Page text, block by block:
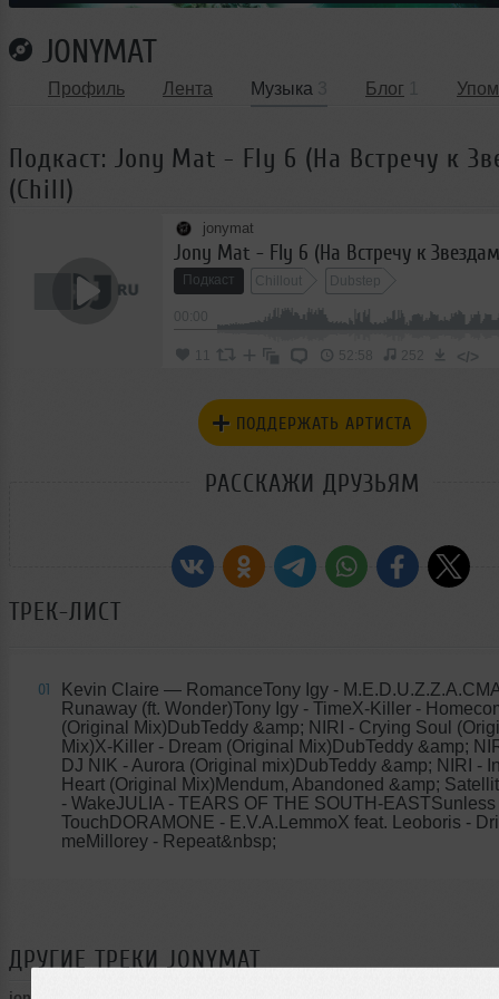
JONYMAT
Профиль Лента Музыка Блог
Подкаст: Jony Mat - Fly 6 (На Встречу к
(Chill)
jonymat
Jony Mat - Fly 6 (На Встречу к
Подкаст Chillout Dubstep
52:58 252 </>
ПОДДЕРЖАТЬ АРТИСТА
РАССКАЖИ ДРУЗЬЯМ
ТРЕК-ЛИСТ
01 Kevin Claire — RomanceTony Igy -
Runaway (ft. Wonder)Tony Igy - TimeX-Killer -
(Original Mix)DubTeddy &amp; NIRI - Crying Soul
Mix)X-Killer - Dream (Original Mix)DubTeddy &amp;
DJ NIK - Aurora (Original mix)DubTeddy &amp; NIRI -
Heart (Original Mix)Mendum, Abandoned &amp;
- WakeJULIA - TEARS OF THE SOUTH-EASTSunless
TouchDORAMONE - E.V.A.LemmoX feat. Leoboris -
meMillorey - Repeat&nbsp;
ДРУГИЕ ТРЕКИ JONYMAT